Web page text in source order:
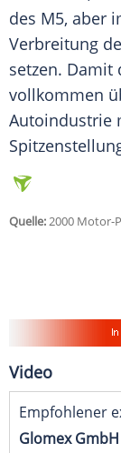
des M5, aber
Verbreitung
setzen.
vollkommen
Autoindustrie
Quelle:2000 Motor-
Video
Empfohlener
Glomex GmbH